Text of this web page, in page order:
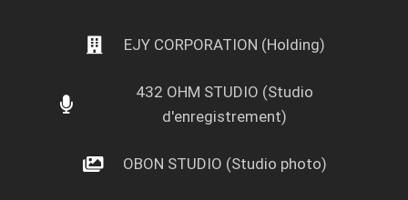
EJY CORPORATION (Holding)
432 OHM STUDIO (Studio
d'enregistrement)
OBON STUDIO (Studio photo)